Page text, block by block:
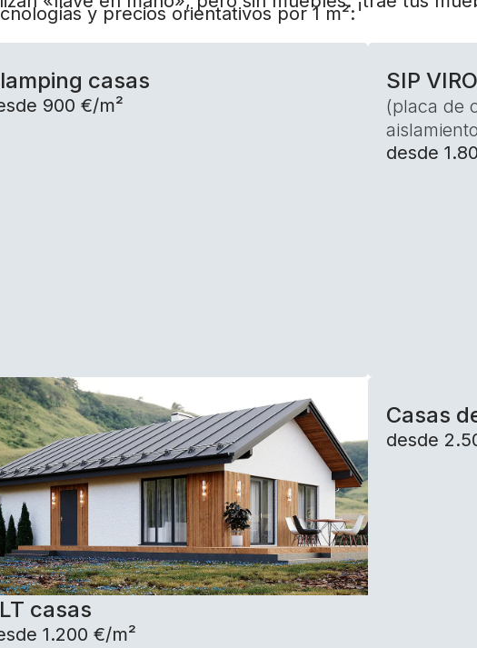
y precios orientativos por 1 m²:
casas
900 €/m²
SIP
(placa de
desde
casas
1.200 €/m²
Casas
desde